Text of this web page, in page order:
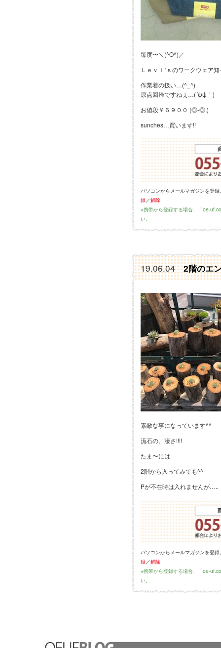
毎度〜＼(^O^)／
Ｌｅｖｉ´ｓのワークウェア
作業着の扱い…(^_^)
原点回帰ですねぇ…(´ψψ｀)
お値段￥６９００ (◎-◎;)
sunches…買います!!
パソコンからメールマガジンを登
録／解除
※携帯から登録する場合、「oe-
い。
19.06.042階のエ
素敵な事になっています^^
流石の、凄さ!!!!
たま〜には
2階から入ってみても^^
Pが不在時は入れませんが…..
パソコンからメールマガジンを登
録／解除
※携帯から登録する場合、「oe-
い。